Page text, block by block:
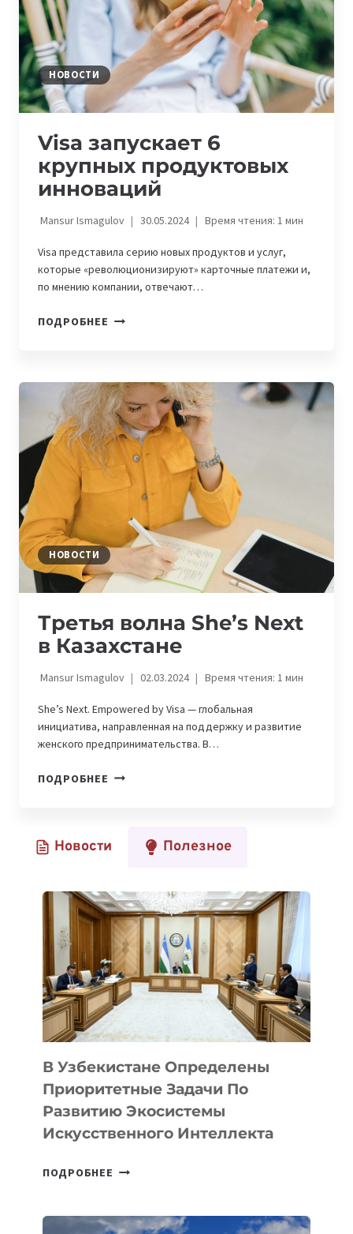
НОВОСТИ
Visa запускает 6
крупных продуктовых
инноваций
Mansur Ismagulov 30.05.2024 Время чтения: 1мин
Visa представила серию новых продуктов и услуг,
которые «революционизируют» карточные платежи и,
по мнению компании, отвечают…
ПОДРОБНЕЕ VISA
ПРОДУКТОВЫХ
ИННОВАЦИЙ
НОВОСТИ
Третья волна She’s Next
в Казахстане
Mansur Ismagulov 02.03.2024 Время чтения: 1мин
She’s Next. Empowered by Visa — глобальная
инициатива, направленная на поддержку и развитие
женского предпринимательства. В…
ПОДРОБНЕЕ ТРЕТЬЯ
В
Новости Полезное
В Узбекистане Определены
Приоритетные Задачи По
Развитию Экосистемы
Искусственного Интеллекта
ПОДРОБНЕЕ
ПРИОРИТЕТНЫЕ